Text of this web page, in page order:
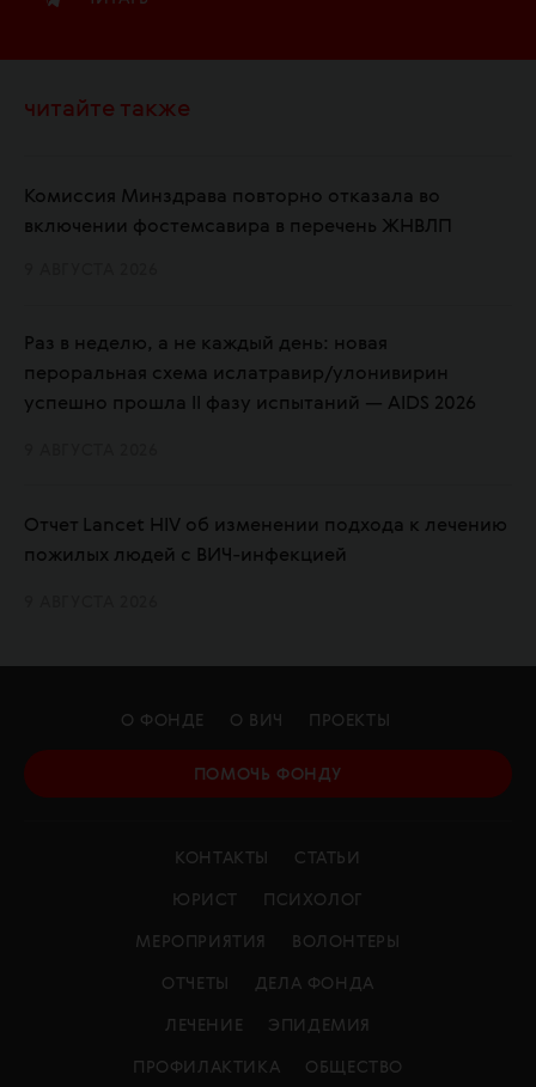
читайте также
Комиссия Минздрава повторно отказала во
включении фостемсавира в перечень ЖНВЛП
Раз в неделю, а не каждый день: новая
пероральная схема ислатравир/улонивирин
успешно прошла II фазу испытаний — AIDS 2026
Отчет Lancet HIV об изменении подхода к лечению
пожилых людей с ВИЧ-инфекцией
О ФОНДЕ О ВИЧ ПРОЕКТЫ
ПОМОЧЬ ФОНДУ
КОНТАКТЫ СТАТЬИ
ЮРИСТ ПСИХОЛОГ
МЕРОПРИЯТИЯ ВОЛОНТЕРЫ
ОТЧЕТЫ ДЕЛА ФОНДА
ЛЕЧЕНИЕ ЭПИДЕМИЯ
ПРОФИЛАКТИКА ОБЩЕСТВО